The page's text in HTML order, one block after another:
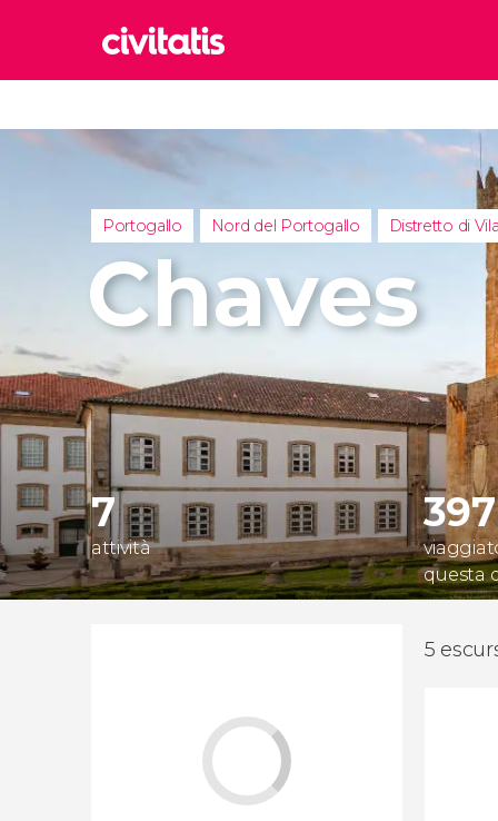
Italia
Turchia
Portogallo Nord del Portogallo Distretto di
Chaves
7
attività
397
questa
5